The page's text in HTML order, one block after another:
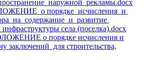
наружной рекламы.docx
о порядке исчисления и
на содержание и развитие
села (поселка).docx
о порядке исчисления и
заключений для строительства,